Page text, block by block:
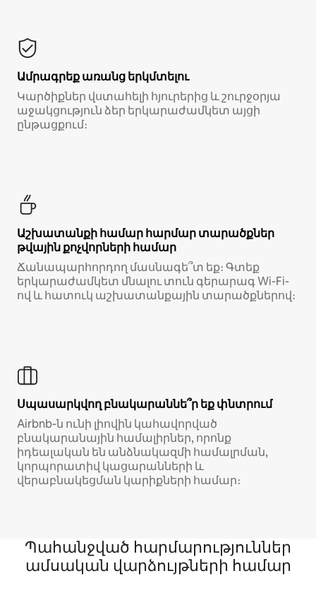
Ամրագրեք առանց երկմտելու
Կարծիքներ վստահելի հյուրերից և շուրջօրյա
աջակցություն ձեր երկարաժամկետ այցի
ընթացքում։
Աշխատանքի համար հարմար տարածքներ
թվային քոչվորների համար
Ճանապարհորդող մասնագե՞տ եք։ Գտեք
երկարաժամկետ մնալու տուն գերարագ Wi-Fi-
ով և հատուկ աշխատանքային տարածքներով։
Սպասարկվող բնակարաննե՞ր եք փնտրում
Airbnb-ն ունի լիովին կահավորված
բնակարանային համալիրներ, որոնք
իդեալական են անձնակազմի համալրման,
կորպորատիվ կացարանների և
վերաբնակեցման կարիքների համար։
Պահանջված հարմարություններ
ամսական վարձույթների համար